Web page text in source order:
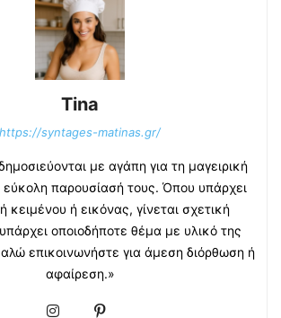
Tina
https://syntages-matinas.gr/
με αγάπη για τη μαγειρική
εύκολη παρουσίασή τους. Όπου υπάρχει
κειμένου ή εικόνας, γίνεται σχετική
οποιοδήποτε θέμα με υλικό της
επικοινωνήστε για άμεση διόρθωση ή
αφαίρεση.»